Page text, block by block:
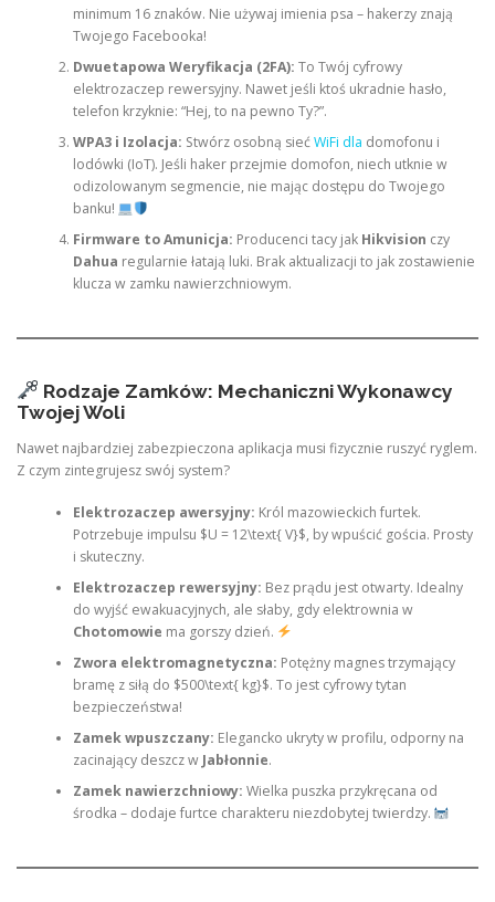
minimum 16 znaków. Nie używaj imienia psa – hakerzy znają
Twojego Facebooka!
Dwuetapowa Weryfikacja (2FA): To Twój cyfrowy
elektrozaczep rewersyjny. Nawet jeśli ktoś ukradnie hasło,
telefon krzyknie: “Hej, to na pewno Ty?”.
WPA3 i Izolacja: Stwórz osobną siećWiFi dla domofonu i
lodówki (IoT). Jeśli haker przejmie domofon, niech utknie w
odizolowanym segmencie, nie mając dostępu do Twojego
banku!
Firmware to Amunicja: Producenci tacy jak Hikvision czy
Dahua regularnie łatają luki. Brak aktualizacji to jak zostawienie
klucza w zamku nawierzchniowym.
Rodzaje Zamków: Mechaniczni Wykonawcy
Twojej Woli
Nawet najbardziej zabezpieczona aplikacja musi fizycznie ruszyć ryglem.
Z czym zintegrujesz swój system?
Elektrozaczep awersyjny: Król mazowieckich furtek.
Potrzebuje impulsu $U = 12\text{ V}$, by wpuścić gościa. Prosty
i skuteczny.
Elektrozaczep rewersyjny: Bez prądu jest otwarty. Idealny
do wyjść ewakuacyjnych, ale słaby, gdy elektrownia w
Chotomowie ma gorszy dzień.
Zwora elektromagnetyczna: Potężny magnes trzymający
bramę z siłą do $500\text{ kg}$. To jest cyfrowy tytan
bezpieczeństwa!
Zamek wpuszczany: Elegancko ukryty w profilu, odporny na
zacinający deszcz w Jabłonnie.
Zamek nawierzchniowy: Wielka puszka przykręcana od
środka – dodaje furtce charakteru niezdobytej twierdzy.